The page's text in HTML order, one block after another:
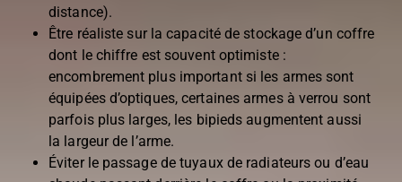
distance).
Être réaliste sur la capacité de stockage d’un coffre
dont le chiffre est souvent optimiste :
encombrement plus important si les armes sont
équipées d’optiques, certaines armes à verrou sont
parfois plus larges, les bipieds augmentent aussi
la largeur de l’arme.
Éviter le passage de tuyaux de radiateurs ou d’eau